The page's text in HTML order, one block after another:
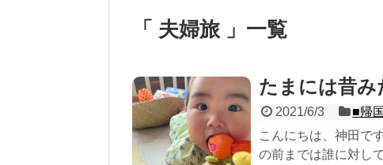
「 夫婦旅 」一覧
たまには昔
2021/6/3 ■帰
こんにちは、神田で
の前までは誰に対し